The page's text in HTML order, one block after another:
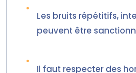
•
Les bruits répétitifs,
peuvent être
•
Il faut respecter des